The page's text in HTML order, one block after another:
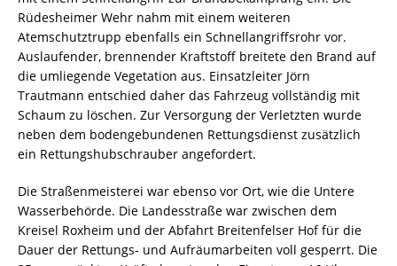
Rüdesheimer Wehr nahm mit einem weiteren
Atemschutztrupp ebenfalls ein Schnellangriffsrohr vor.
Auslaufender, brennender Kraftstoff breitete den Brand auf
die umliegende Vegetation aus. Einsatzleiter Jörn
Trautmann entschied daher das Fahrzeug vollständig mit
Schaum zu löschen. Zur Versorgung der Verletzten wurde
neben dem bodengebundenen Rettungsdienst zusätzlich
ein Rettungshubschrauber angefordert.
Die Straßenmeisterei war ebenso vor Ort, wie die Untere
Wasserbehörde. Die Landesstraße war zwischen dem
Kreisel Roxheim und der Abfahrt Breitenfelser Hof für die
Dauer der Rettungs- und Aufräumarbeiten voll gesperrt. Die